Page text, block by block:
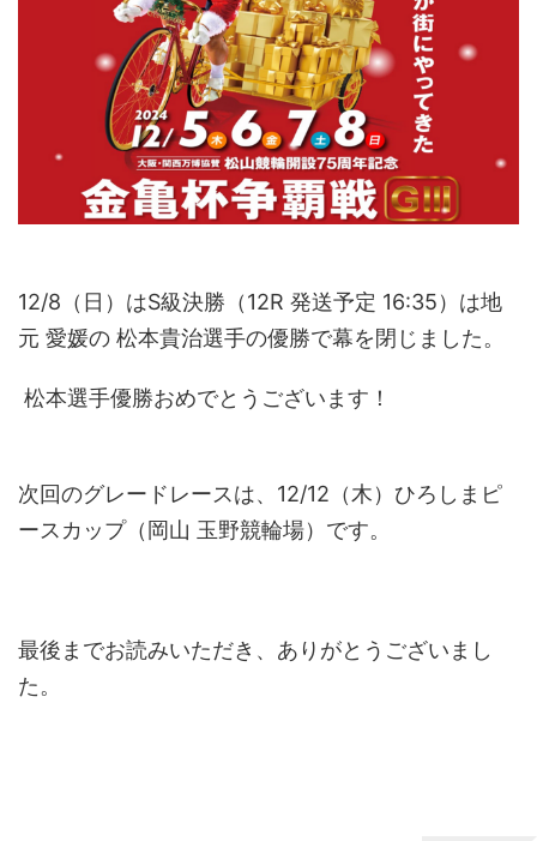
12/8（日）はS級決勝（12R 発送予定 16:35）は地
元 愛媛の 松本貴治選手の優勝で幕を閉じました。
松本選手優勝おめでとうございます！
次回のグレードレースは、12/12（木）ひろしまピ
ースカップ（岡山 玉野競輪場）です。
最後までお読みいただき、ありがとうございまし
た。